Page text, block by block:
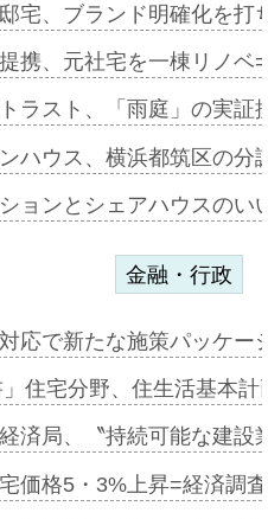
宅、ブランド明確化を
携、元社宅を一棟リノ
ラスト、「雨庭」の実
ハウス、横浜都筑区の
ョンとシェアハウスの
金融・行政
応で新たな施策パッケ
」住宅分野、住生活基本
済局、〝持続可能な建
価格5・3%上昇=経済調